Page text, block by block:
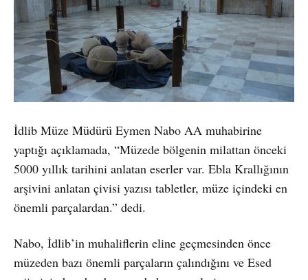
İdlib Müze Müdürü Eymen Nabo AA muhabirine
yaptığı açıklamada, “Müzede bölgenin milattan önceki
5000 yıllık tarihini anlatan eserler var. Ebla Krallığının
arşivini anlatan çivisi yazısı tabletler, müze içindeki en
önemli parçalardan.” dedi.
Nabo, İdlib’in muhaliflerin eline geçmesinden önce
müzeden bazı önemli parçaların çalındığını ve Esed